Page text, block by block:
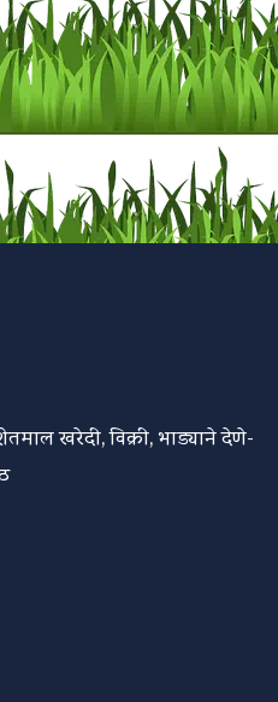
खरेदी, विक्री, भाड्याने देणे-